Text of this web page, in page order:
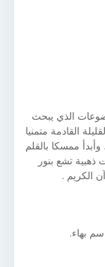
الذي يبحث
القادمة متمنيا
ممسكا بالقلم
تشع بنور
الكريم .
بهاء.